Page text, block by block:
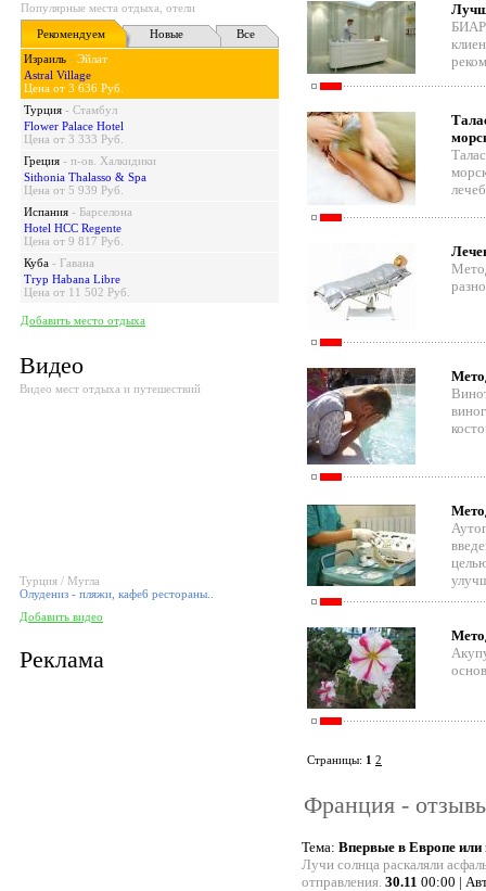
Популярные места отдыха, отели
Рекомендуем
Новые
Все
Израиль - Эйлат
Astral Village
Цена от 3 636 Руб.
Турция - Стамбул
Flower Palace Hotel
Цена от 3 333 Руб.
Греция - п-ов. Халкидики
Sithonia Thalasso & Spa
Цена от 5 939 Руб.
Испания - Барселона
Hotel HCC Regente
Цена от 9 817 Руб.
Куба - Гавана
Tryp Habana Libre
Цена от 11 502 Руб.
Добавить место отдыха
Видео
Видео мест отдыха и путешествий
Турция / Мугла
Олудениз - пляжи, кафе6 рестораны..
Добавить видео
Реклама
Страницы: 1 2
Франция -
Тема: Впервые в Европе или
Лучи солнца раскаляли
отправления. 30.11 00:00 |